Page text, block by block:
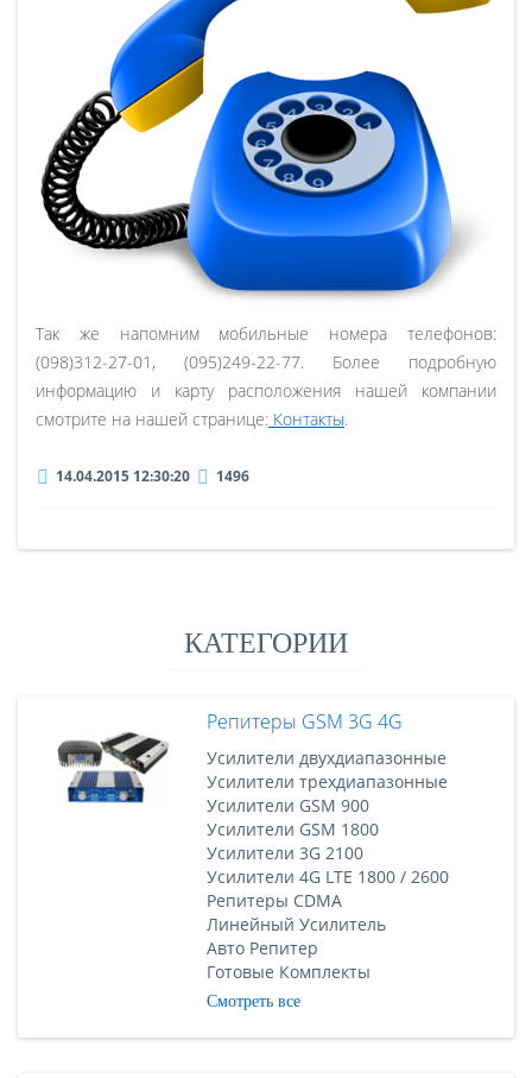
Так же напомним мобильные номера телефонов:
(098)312-27-01, (095)249-22-77. Более подробную
информацию и карту расположения нашей компании
смотрите на нашей странице: Контакты.
14.04.2015 12:30:20 1496
КАТЕГОРИИ
Репитеры GSM 3G 4G
Усилители двухдиапазонные
Усилители трехдиапазонные
Усилители GSM 900
Усилители GSM 1800
Усилители 3G 2100
Усилители 4G LTE 1800 / 2600
Репитеры CDMA
Линейный Усилитель
Авто Репитер
Готовые Комплекты
Смотреть все